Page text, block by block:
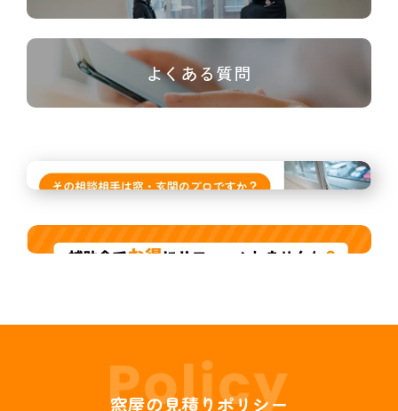
よくある質問
窓屋の見積りポリシー